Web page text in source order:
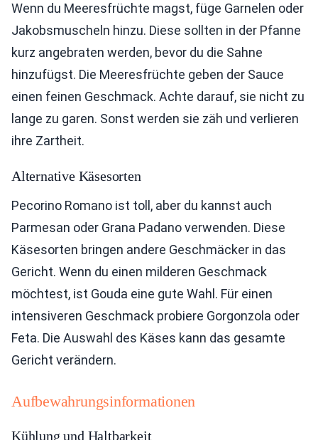
Wenn du Meeresfrüchte magst, füge Garnelen oder
Jakobsmuscheln hinzu. Diese sollten in der Pfanne
kurz angebraten werden, bevor du die Sahne
hinzufügst. Die Meeresfrüchte geben der Sauce
einen feinen Geschmack. Achte darauf, sie nicht zu
lange zu garen. Sonst werden sie zäh und verlieren
ihre Zartheit.
Alternative Käsesorten
Pecorino Romano ist toll, aber du kannst auch
Parmesan oder Grana Padano verwenden. Diese
Käsesorten bringen andere Geschmäcker in das
Gericht. Wenn du einen milderen Geschmack
möchtest, ist Gouda eine gute Wahl. Für einen
intensiveren Geschmack probiere Gorgonzola oder
Feta. Die Auswahl des Käses kann das gesamte
Gericht verändern.
Aufbewahrungsinformationen
Kühlung und Haltbarkeit